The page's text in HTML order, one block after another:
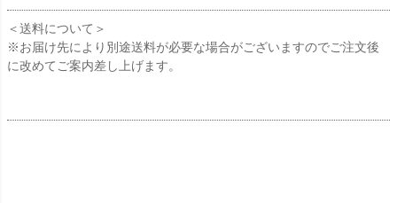
＜送料について＞
※お届け先により別途送料が必要な場合がございますのでご注文後
に改めてご案内差し上げます。